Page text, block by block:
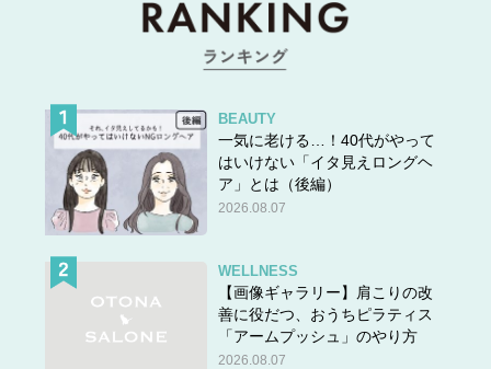
BEAUTY
一気に老ける…！40代がやって
はいけない「イタ見えロングヘ
ア」とは（後編）
2026.08.07
WELLNESS
【画像ギャラリー】肩こりの改
善に役だつ、おうちピラティス
「アームプッシュ」のやり方
2026.08.07